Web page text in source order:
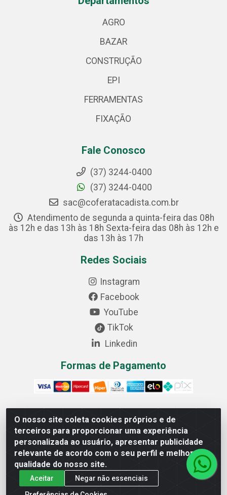
O nosso site coleta cookies próprios e de
terceiros para proporcionar uma experiência
personalizada ao usuário, apresentar publicidade
relevante de acordo com o seu perfil e melhorar a
qualidade do nosso site.
Aceitar
Negar não essenciais
AGRO
BAZAR
CONSTRUÇÃO
EPI
FERRAMENTAS
FIXAÇÃO
Fale Conosco
(37) 3244-0400
(37) 3244-0400
sac@coferatacadista.com.br
Atendimento de segunda a quinta-feira das 08h
às 12h e das 13h às 18h Sexta-feira das 08h às 12h e
das 13h às 17h
Redes Sociais
Instagram
Facebook
YouTube
TikTok
Linkedin
Formas de Pagamento
Cofer Importadora e Distribuidora LTDA - Avenida Progresso,
1829, Letra D - Centro Industrial, Carmo do Cajuru/MG - CEP:
35.557-000 - 03.064.064/0001-44